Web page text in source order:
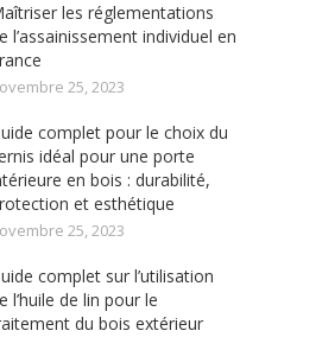
les réglementations
l’assainissement individuel en
25, 2023
complet pour le choix du
idéal pour une porte
en bois : durabilité,
et esthétique
25, 2023
complet sur l’utilisation
l’huile de lin pour le
du bois extérieur